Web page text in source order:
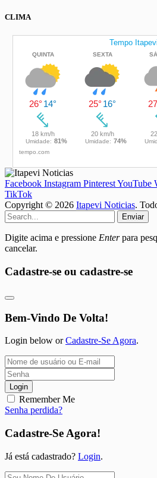
CLIMA
Facebook Instagram PinterestYouTube
TikTok
Copyright © 2026 Itapevi Noticias.
Enviar
Digite acima e pressione Enterpara
cancelar.
Cadastre-se ou cadastre-se
Bem-Vindo De Volta!
Login below orCadastre-Se Agora.
Login
Remember Me
Senha perdida?
Cadastre-Se Agora!
Já está cadastrado? Login.